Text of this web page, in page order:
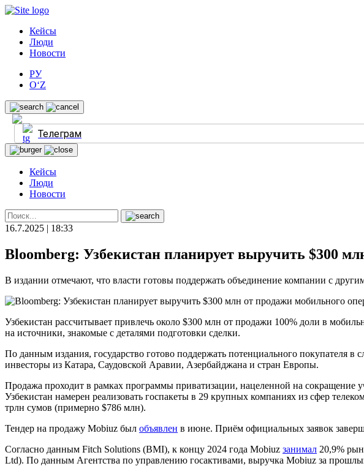
Кейсы
Люди
Новости
РУ
O‘Z
Телеграм
Кейсы
Люди
Новости
16.7.2025 | 18:33
Bloomberg: Узбекистан планирует выручить $300
В издании отмечают, что власти готовы поддержать объединение компании с
Узбекистан рассчитывает привлечь около $300 млн от продажи 100% доли в
на источники, знакомые с деталями подготовки сделки.
По данным издания, государство готово поддержать потенциального покупателя
инвесторы из Катара, Саудовской Аравии, Азербайджана и стран Европы.
Продажа проходит в рамках программы приватизации, нацеленной на сокращение
Узбекистан намерен реализовать госпакеты в 29 крупных компаниях из сфер
трлн сумов (примерно $786 млн).
Тендер на продажу Mobiuz был объявлен в июне. Приём официальных заявок
Согласно данным Fitch Solutions (BMI), к концу 2024 года Mobiuz занимал 20,9%
Ltd). По данным Агентства по управлению госактивами, выручка Mobiuz за